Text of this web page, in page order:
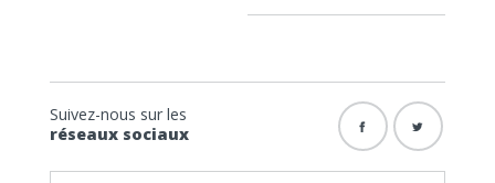
Suivez-nous sur les
réseaux sociaux